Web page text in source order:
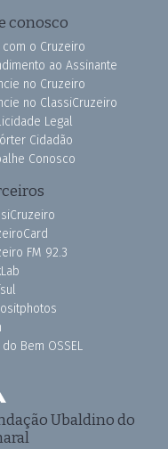
conosco
com o Cruzeiro
ao Assinante
no Cruzeiro
no ClassiCruzeiro
Legal
Cidadão
Conosco
FM 92.3
do Bem OSSEL
Ubaldino do